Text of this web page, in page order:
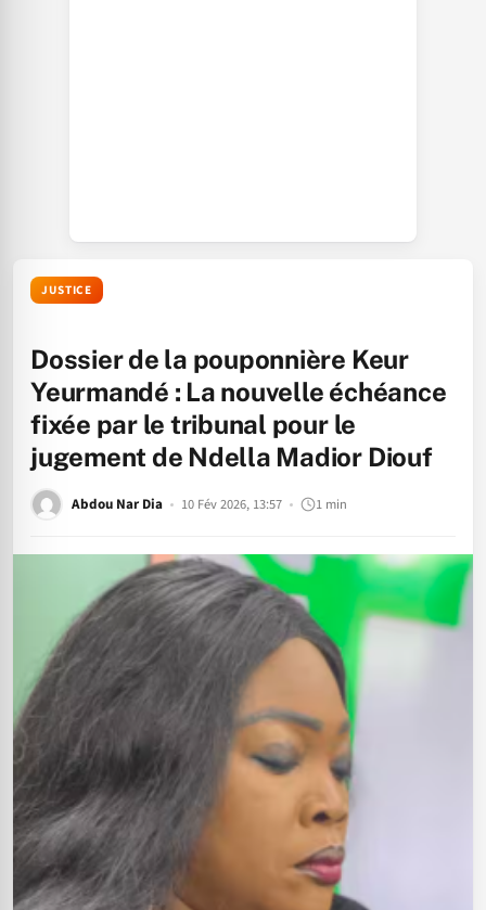
JUSTICE
Dossier de la pouponnière Keur
Yeurmandé : La nouvelle échéance
fixée par le tribunal pour le
jugement de Ndella Madior Diouf
Abdou Nar Dia 10 Fév 2026, 13:57 1 min